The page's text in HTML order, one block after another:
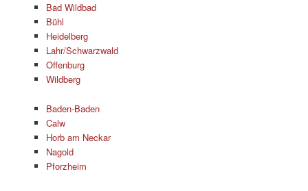
Bad Wildbad
Bühl
Heidelberg
Lahr/Schwarzwald
Offenburg
Wildberg
Baden-Baden
Calw
Horb am Neckar
Nagold
Pforzheim